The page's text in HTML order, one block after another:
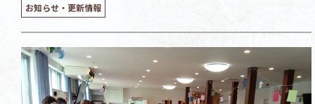
お知らせ・更新情報